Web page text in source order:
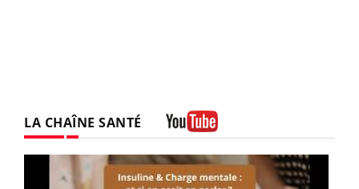
LA CHAÎNE SANTÉ